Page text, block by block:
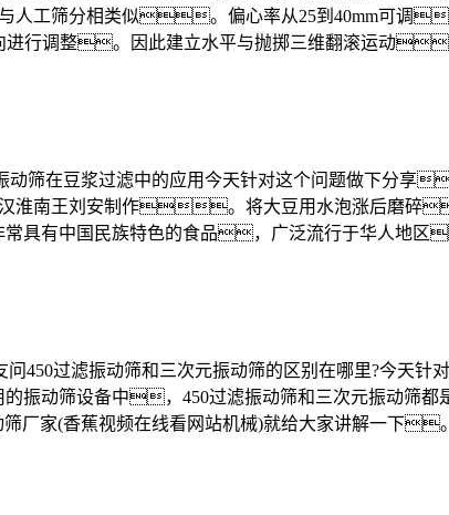
工筛分相类似。偏心率从25到40mm可调
进行调整。因此建立水平与抛掷三维翻滚运动
动筛在豆浆过滤中的应用今天针对这个问题做下分享
淮南王刘安制作。将大豆用水泡涨后磨
有中国民族特色的食品，广泛流行于华人地区
问450过滤振动筛和三次元振动筛的区别在哪里?今天
的振动筛设备中，450过滤振动筛和三次元振动
家(香蕉视频在线看网站机械)就给大家讲解一下